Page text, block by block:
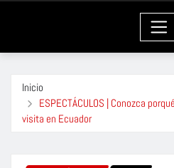
Inicio
ESPECTÁCULOS | Conozca
visita en Ecuador